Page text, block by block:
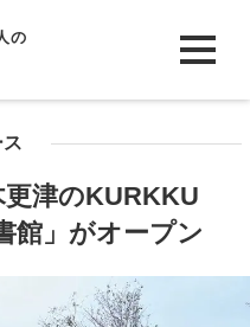
の
津のKURKKU
館」がオープン